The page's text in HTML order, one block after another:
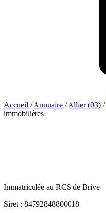
Accueil / Annuaire / Allier (03) /
immobilières
Immatriculée au RCS de Brive
Siret : 84792848800018